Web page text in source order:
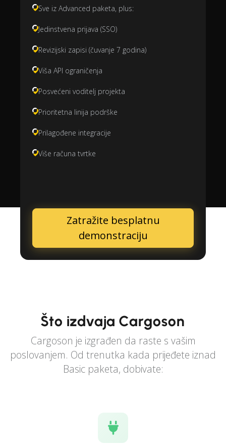
Sve iz Advanced paketa, plus:
Jedinstvena prijava (SSO)
Revizijski zapisi (čuvanje 7 godina)
Viša API ograničenja
Posvećeni voditelj projekta
Prioritetna linija podrške
Prilagođene integracije
Više računa tvrtke
Zatražite besplatnu
demonstraciju
Što izdvaja Cargoson
Cargoson je izgrađen da raste s vašim
poslovanjem. Od trenutka kada prijeđete iznad
Basic paketa, dobivate: